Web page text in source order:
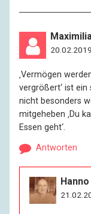
‚Vermögen
vergrößert‘ ist
nicht besonders
mitgeheben ‚Du
Essen geht‘.
Antworten